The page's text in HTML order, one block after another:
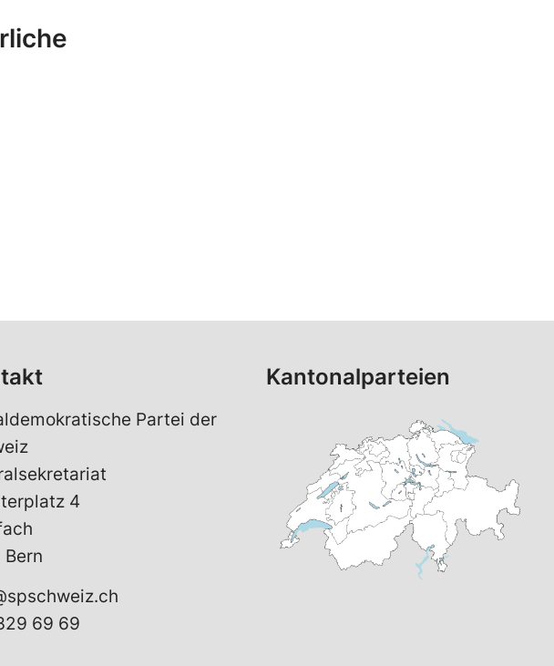
Partei der
4
Bern
69 69
Kantonalparteien